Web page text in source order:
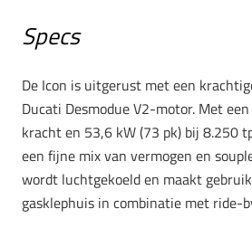
Specs
De Icon is uitgerust met een
Ducati Desmodue V2-motor. Met
kracht en 53,6 kW (73 pk) bij 8.250
een fijne mix van vermogen en
wordt luchtgekoeld en maakt
gasklephuis in combinatie met ride-